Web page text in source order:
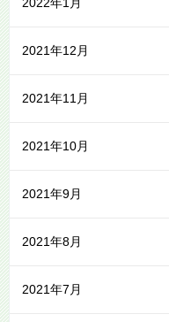
2021年12月
2021年11月
2021年10月
2021年9月
2021年8月
2021年7月